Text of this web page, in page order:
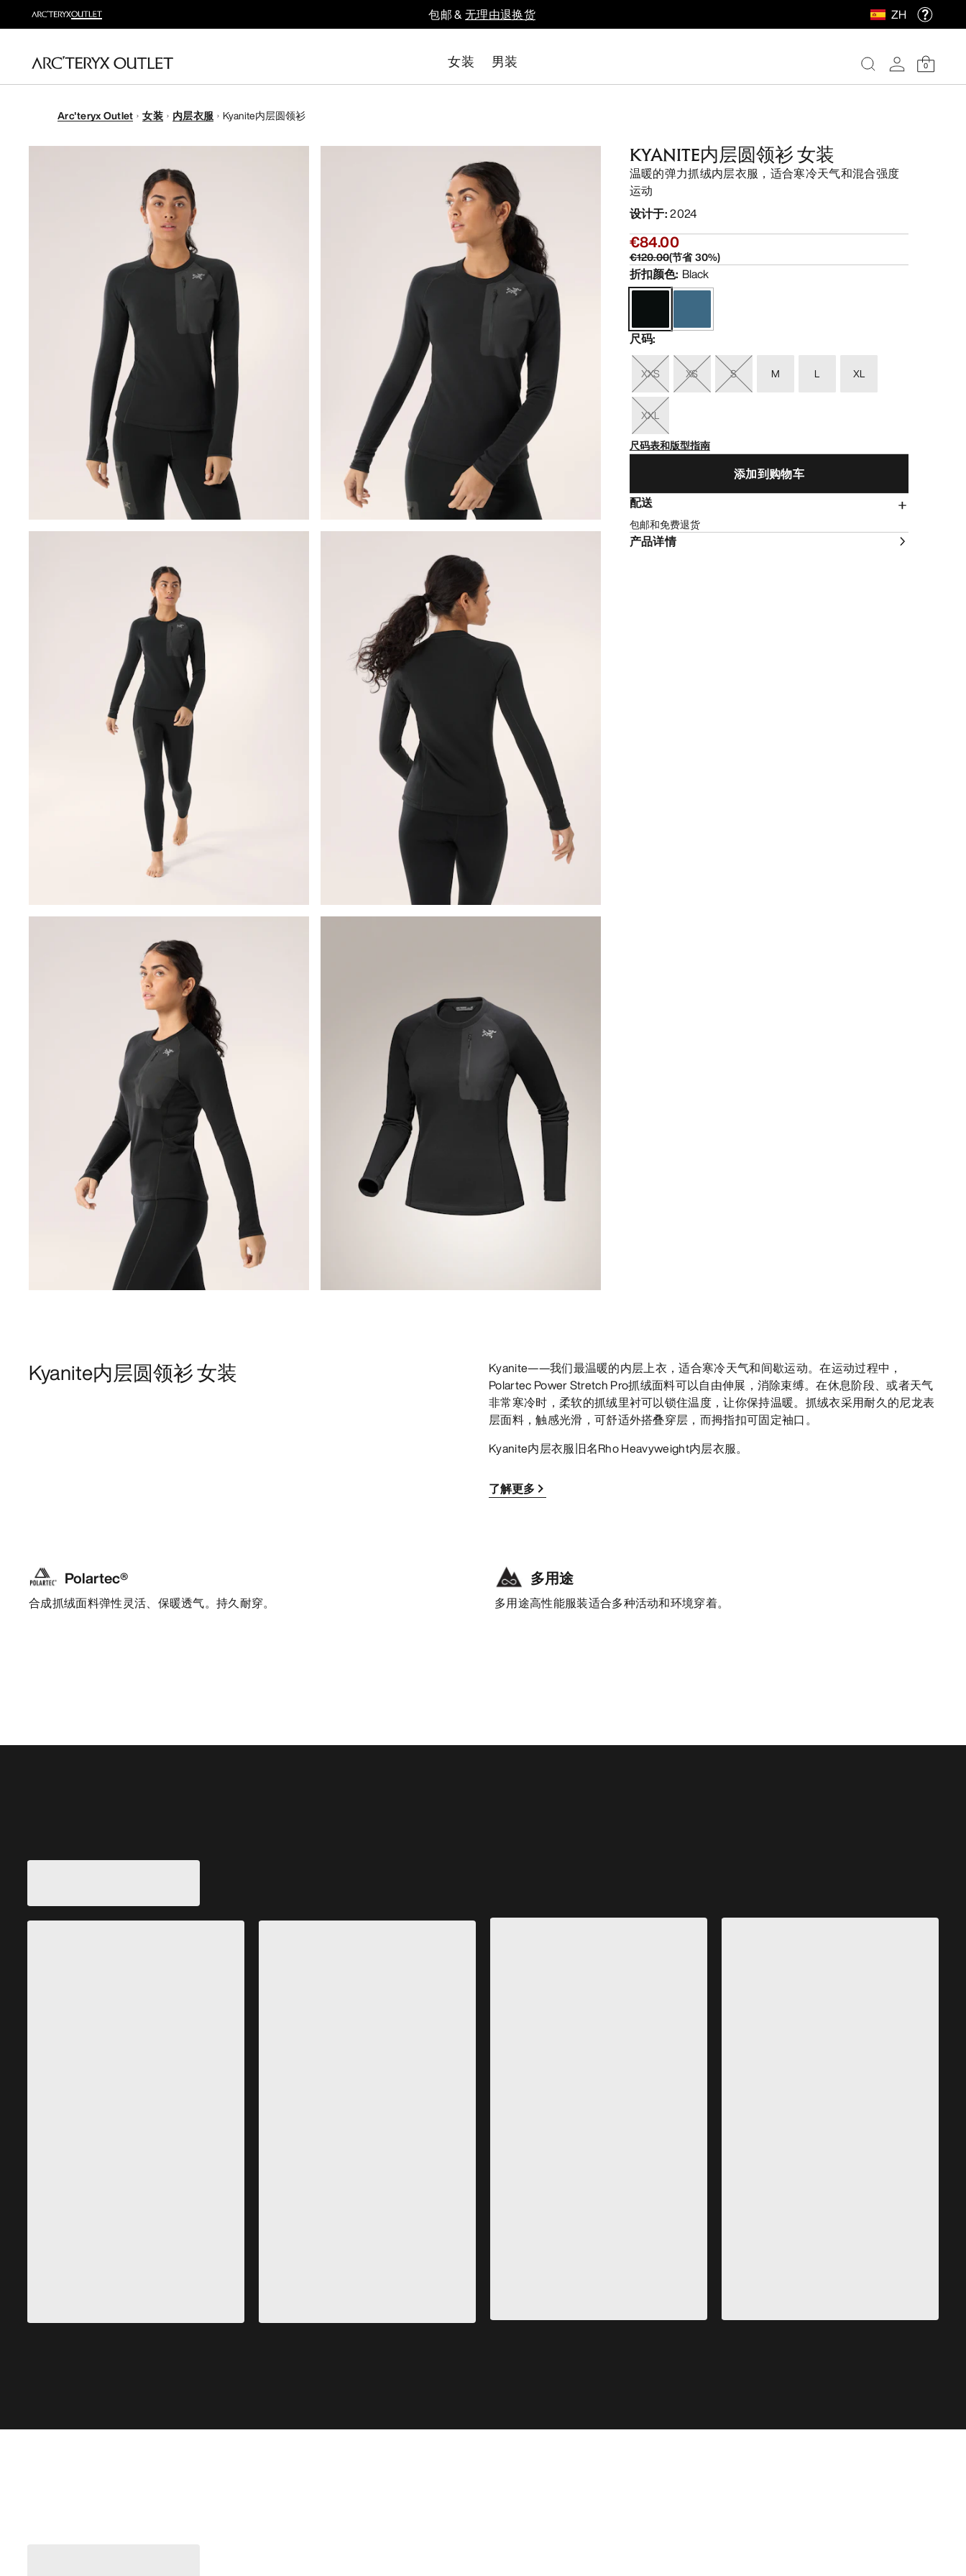
包邮 &无理由退换货 ZH
女装 男装 0
Arc'teryx Outlet 女装 内层衣服 Kyanite内层圆领衫
KYANITE内层圆领衫 女装
温暖的弹力抓绒内层衣服，适合寒冷天气和混合强度
运动
设计于:2024
€84.00
€120.00(节省30%)
折扣颜色: Black
尺码:
XXS XS S M L XL
XXL
尺码表和版型指南
添加到购物车
配送
包邮和免费退货
产品详情
Kyanite内层圆领衫 女装
Kyanite——我们最温暖的内层上衣，适合寒冷天气和间歇运动。在运动过程中，
Polartec Power Stretch Pro抓绒面料可以自由伸展，消除束缚。在休息阶段、或者天气
非常寒冷时，柔软的抓绒里衬可以锁住温度，让你保持温暖。抓绒衣采用耐久的尼龙表
层面料，触感光滑，可舒适外搭叠穿层，而拇指扣可固定袖口。
Kyanite内层衣服旧名Rho Heavyweight内层衣服。
了解更多
Polartec®
合成抓绒面料弹性灵活、保暖透气。持久耐穿。
多用途
多用途高性能服装适合多种活动和环境穿着。